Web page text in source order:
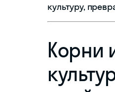
культуру,
Корни